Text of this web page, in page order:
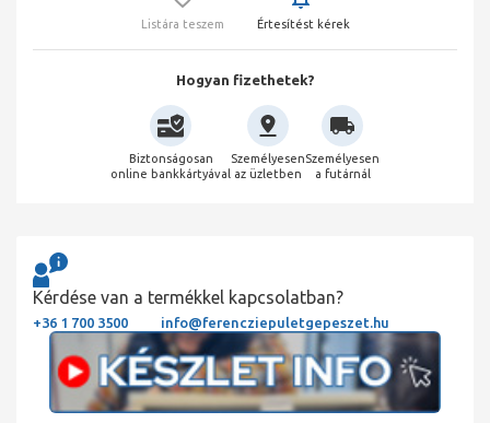
Listára teszem Értesítést kérek
Hogyan fizethetek?
Biztonságosan
online bankkártyával
Személyesen
az üzletben
Személyesen
a futárnál
Kérdése van a termékkel kapcsolatban?
+36 1 700 3500 info@ferencziepuletgepeszet.hu